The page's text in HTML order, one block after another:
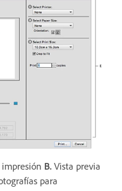
B. Vista previa
para